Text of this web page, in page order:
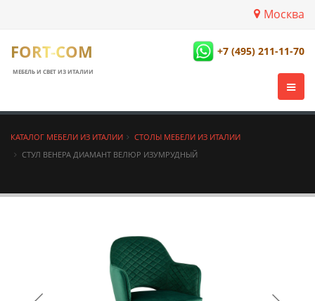
Москва
FORT-COM
МЕБЕЛЬ И СВЕТ ИЗ ИТАЛИИ
+7 (495) 211-11-70
КАТАЛОГ МЕБЕЛИ ИЗ ИТАЛИИ
СТОЛЫ МЕБЕЛИ ИЗ ИТАЛИИ
СТУЛ ВЕНЕРА ДИАМАНТ ВЕЛЮР ИЗУМРУДНЫЙ